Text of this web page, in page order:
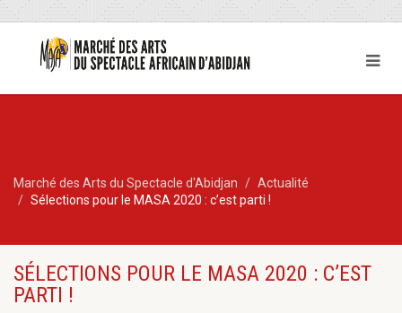
Marché des Arts du Spectacle d'Abidjan
Actualité
Sélections pour le MASA 2020 : c’est parti !
SÉLECTIONS POUR LE MASA 2020 : C’EST
PARTI !